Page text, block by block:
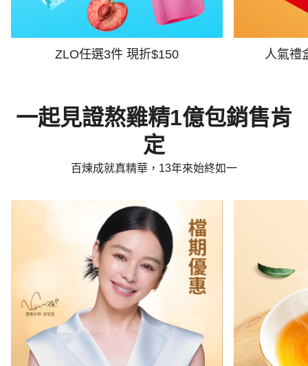
ZLO任選3件 現折$150 人氣禮
一起見證熬雞精1億包銷售肯
定
百煉成就真精華，13年來始終如一